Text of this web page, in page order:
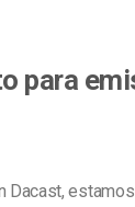
para
Dacast,